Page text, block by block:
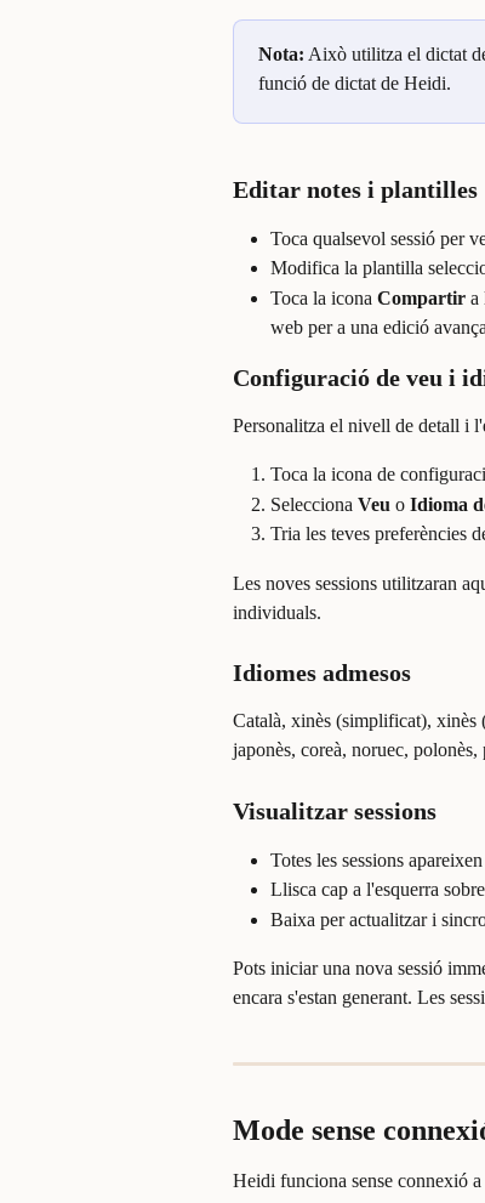
Nota: Això utilitza el dictat
funció de dictat de Heidi.
Editar notes i plantilles
Toca qualsevol sessió per
Modifica la plantilla
Toca la icona Compartir a
web per a una edició
Configuració de veu i
Personalitza el nivell de detall i
Toca la icona de
Selecciona Veu o Idioma
Tria les teves preferències
Les noves sessions utilitzaran
individuals.
Idiomes admesos
Català, xinès (simplificat), xinès
japonès, coreà, noruec,
Visualitzar sessions
Totes les sessions
Llisca cap a l'esquerra
Baixa per actualitzar i
Pots iniciar una nova sessió
encara s'estan generant. Les
Mode sense
Heidi funciona sense connexió a